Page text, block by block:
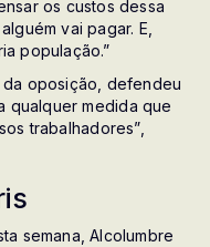
os custos dessa
vai pagar. E,
população.”
da oposição, defendeu
qualquer medida que
trabalhadores”,
semana, Alcolumbre